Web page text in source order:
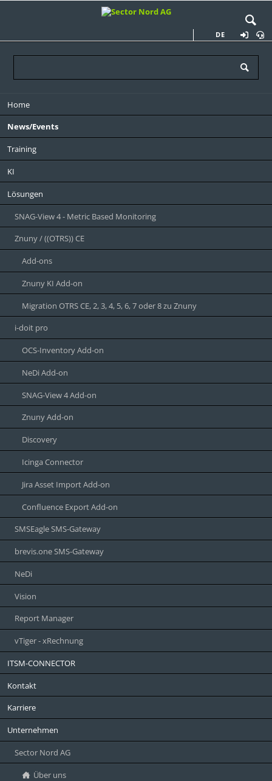
DE
überspringen
Home
News/Events
Training
KI
Lösungen
SNAG-View 4 - Metric Based Monitoring
Znuny / ((OTRS)) CE
Add-ons
Znuny KI Add-on
Migration OTRS CE, 2, 3, 4, 5, 6, 7 oder 8 zu Znuny
i-doit pro
OCS-Inventory Add-on
NeDi Add-on
SNAG-View 4 Add-on
Znuny Add-on
Discovery
Icinga Connector
Jira Asset Import Add-on
Confluence Export Add-on
SMSEagle SMS-Gateway
brevis.one SMS-Gateway
NeDi
Vision
Report Manager
vTiger - xRechnung
ITSM-CONNECTOR
Kontakt
Karriere
Unternehmen
Sector Nord AG
Über uns